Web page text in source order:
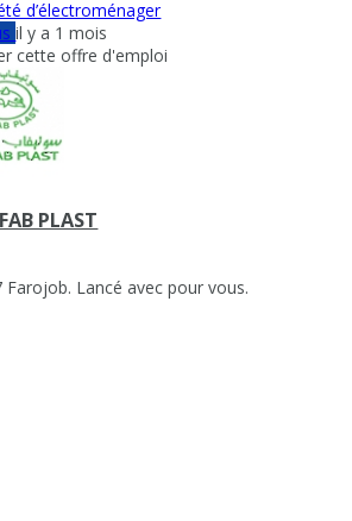
il y a 1 mois
cette offre d'emploi
PLAST
Farojob. Lancé avecpour vous.